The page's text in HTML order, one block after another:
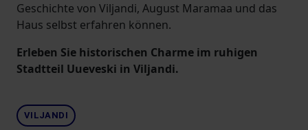
Geschichte von Viljandi, August Maramaa und das
Haus selbst erfahren können.
Erleben Sie historischen Charme im ruhigen
Stadtteil Uueveski in Viljandi.
VILJANDI